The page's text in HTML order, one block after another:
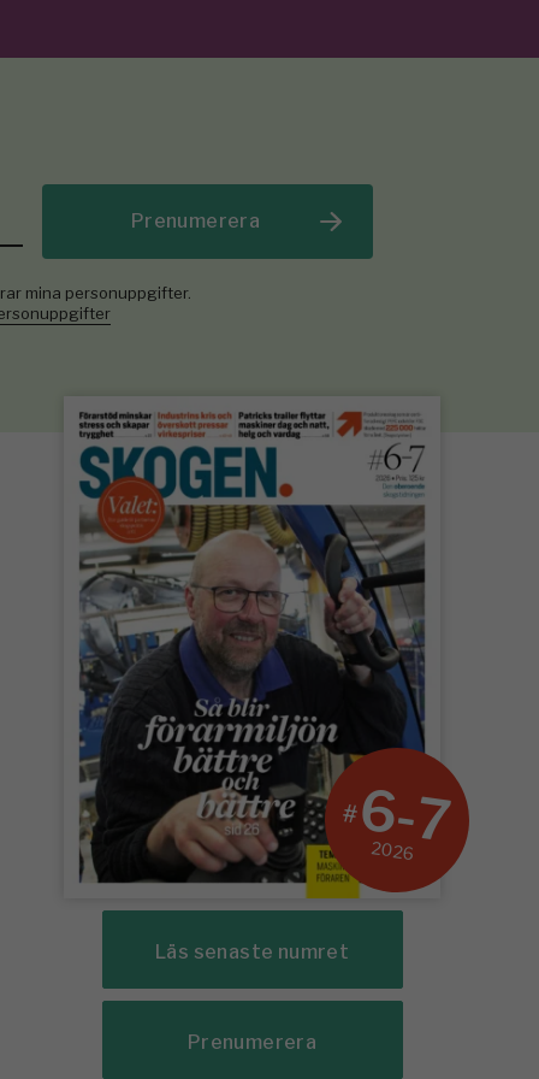
Prenumerera
mina personuppgifter.
#6-7
2026
Läs senaste numret
Prenumerera